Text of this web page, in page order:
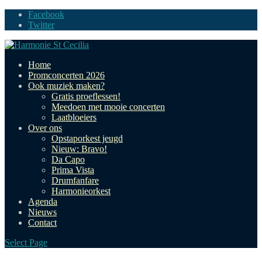
Facebook
Twitter
Home
Promconcerten 2026
Ook muziek maken?
Gratis proeflessen!
Meedoen met mooie concerten
Laatbloeiers
Over ons
Opstaporkest jeugd
Nieuw: Bravo!
Da Capo
Prima Vista
Drumfanfare
Harmonieorkest
Agenda
Nieuws
Contact
Select Page